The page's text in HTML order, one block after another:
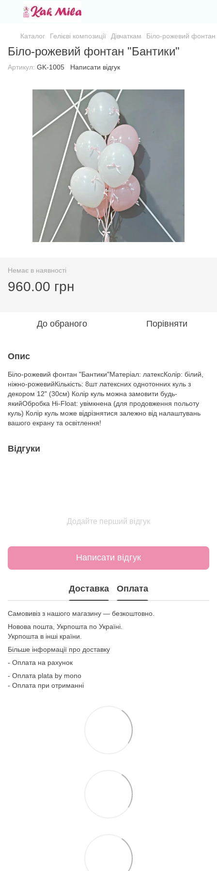
Каталог Гелієві композиції Дівчаткам Біло-рожевий фонтан
Біло-рожевий фонтан "Бантики"
Артикул: GK-1005 Написати відгук
Немає в наявності
960.00 грн
До обраного Порівняти
Опис
Біло-рожевий фонтан "Бантики"Матеріал: латексКолір: білий,
ніжно-рожевийКількість: 8шт латексних однотонних куль з
декором 12" (30см) Колір куль можна замовити будь-
якийОбробка Hi-Float: увімкнена (для продовження польоту
куль) Колір куль може відрізнятися залежно від налаштувань
вашого екрану та освітлення!
Відгуки
Додайте перший відгук
Написати відгук
Доставка Оплата
Самовивіз з нашого магазину — безкоштовно.
Новова пошта, Укрпошта по Україні.
Укрпошта в інші країни.
Більше інформації про доставку
- Оплата на рахунок
- Оплата plata by mono
- Оплата при отриманні